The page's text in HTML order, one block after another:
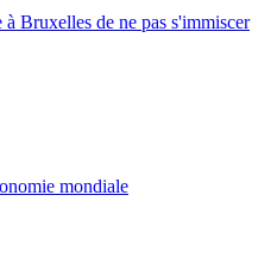
Bruxelles de ne pas s'immiscer
mondiale